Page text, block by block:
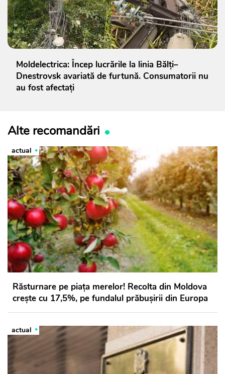
Moldelectrica: Încep lucrările la linia Bălți–
Dnestrovsk avariată de furtună. Consumatorii nu
au fost afectați
Alte recomandări
actual
Răsturnare pe piața merelor! Recolta din Moldova
crește cu 17,5%, pe fundalul prăbușirii din Europa
actual